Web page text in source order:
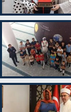
Karabük
Karaman
Kars